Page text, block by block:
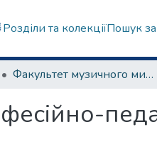
Розділи та колекціїПошук
Факультет музичного мистецтва